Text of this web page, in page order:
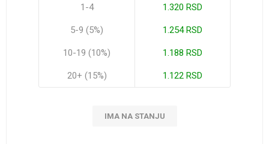
1-4
5-9 (5%)
10-19 (10%)
20+ (15%)
1.320 RSD
1.254 RSD
1.188 RSD
1.122 RSD
IMA NA STANJU